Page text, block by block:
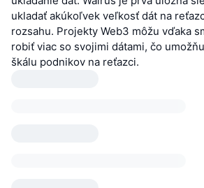
ukladať akúkoľvek veľkosť dát na
rozsahu. Projekty Web3 môžu vďaka
robiť viac so svojimi dátami, čo
škálu podnikov na reťazci.